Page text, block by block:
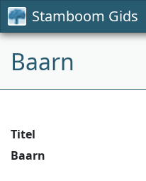
Stamboom Gids
Baarn
Titel
Baarn